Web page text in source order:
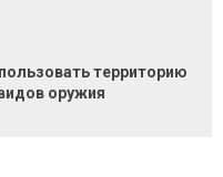
территорию
оружия